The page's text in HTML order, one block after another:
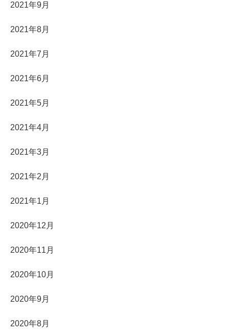
2021年9月
2021年8月
2021年7月
2021年6月
2021年5月
2021年4月
2021年3月
2021年2月
2021年1月
2020年12月
2020年11月
2020年10月
2020年9月
2020年8月